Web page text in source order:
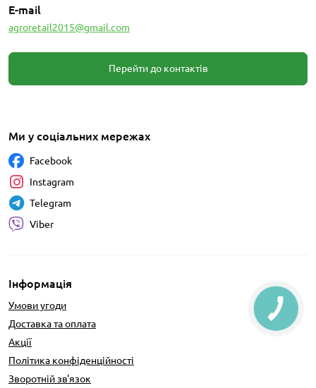
E-mail
agroretail2015@gmail.com
Перейти до контактів
Інформація
Умови угоди
Доставка та оплата
Акції
Політика конфіденційності
Зворотній зв'язок
Ми у соціальних мережах
Facebook
Instagram
Telegram
Viber